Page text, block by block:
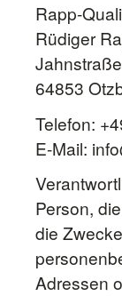
Rapp-
Rüdiger
64853
Telefon:
E-Mail:
Person,
die
Adressen